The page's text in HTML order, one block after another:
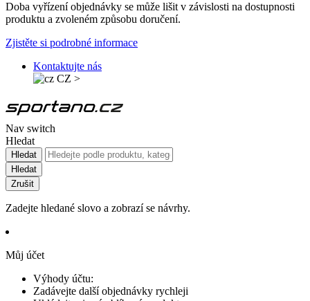
Doba vyřízení objednávky se může lišit v závislosti na dostupnosti
produktu a zvoleném způsobu doručení.
Zjistěte si podrobné informace
Kontaktujte nás
CZ >
Nav switch
Hledat
Hledat
Hledat
Zrušit
Zadejte hledané slovo a zobrazí se návrhy.
Můj účet
Výhody účtu:
Zadávejte další objednávky rychleji